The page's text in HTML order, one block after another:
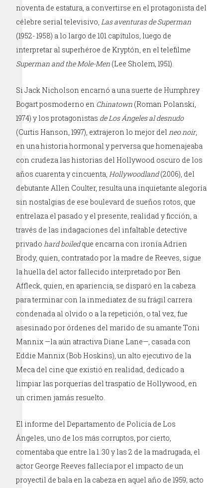
noventa de estatura, a convertirse en el protagonista del
célebre serial televisivo,Las aventuras de Superman
(1952- 1958) a lo largo de 101 capítulos, luego de
interpretar al superhéroe de Kryptón, en el telefilme
Superman and the Mole-Men (Lee Sholem, 1951).
Si Jack Nicholson encarnó a una suerte de Humphrey
Bogart posmoderno en Chinatown (Roman Polanski,
1974) y los protagonistas de Los Ángeles al desnudo
(Curtis Hanson, 1997), extrajeron lo mejor delneo noir,
en una historia hormonal y perversa que homenajeaba
con crudeza las historias del Hollywood oscuro de los
años cuarenta y cincuenta,Hollywoodland(2006), del
debutante Allen Coulter, resulta una inquietante alegoría
sin nostalgias de ese boulevard de sueños rotos, que
entrelaza el pasado y el presente, realidad y ficción, a
través de las indagaciones del infaltable detective
privadohard boiledque encarna con ironía Adrien
Brody, quien, contratado por la madre de Reeves, sigue
la huella del actor fallecido interpretado por Ben
Affleck, quien, en apariencia, se disparó en la cabeza
para terminar con la inmediatez de su frágil carrera
condenada al olvido o a la repetición, o tal vez, fue
asesinado por órdenes del marido de su amante Toni
Mannix —la aún atractiva Diane Lane—, casada con
Eddie Mannix (Bob Hoskins), un alto ejecutivo de la
Meca del cine que existió en realidad, dedicado a
limpiar las porquerías del traspatio de Hollywood, en
un crimen jamás resuelto.
El informe del Departamento de Policía de Los
Ángeles, uno de los más corruptos, por cierto,
comentaba que entre la 1.:30 y las 2 de la madrugada, el
actor George Reeves fallecía por el impacto de un
proyectil de bala en la cabeza en aquel año de 1959; acto